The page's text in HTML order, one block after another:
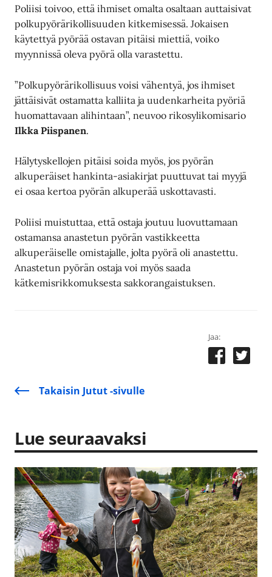
Poliisi toivoo, että ihmiset omalta osaltaan auttaisivat
polkupyörärikollisuuden kitkemisessä. Jokaisen
käytettyä pyörää ostavan pitäisi miettiä, voiko
myynnissä oleva pyörä olla varastettu.
”Polkupyörärikollisuus voisi vähentyä, jos ihmiset
jättäisivät ostamatta kalliita ja uudenkarheita pyöriä
huomattavaan alihintaan”, neuvoo rikosylikomisario
Ilkka Piispanen.
Hälytyskellojen pitäisi soida myös, jos pyörän
alkuperäiset hankinta-asiakirjat puuttuvat tai myyjä
ei osaa kertoa pyörän alkuperää uskottavasti.
Poliisi muistuttaa, että ostaja joutuu luovuttamaan
ostamansa anastetun pyörän vastikkeetta
alkuperäiselle omistajalle, jolta pyörä oli anastettu.
Anastetun pyörän ostaja voi myös saada
kätkemisrikkomuksesta sakkorangaistuksen.
Jaa:
Takaisin Jutut -sivulle
Lue seuraavaksi